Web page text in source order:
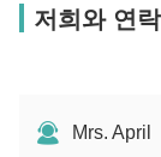
저희와 연락
Mrs. April